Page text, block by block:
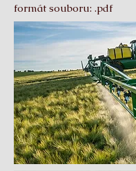
formát souboru: .pdf